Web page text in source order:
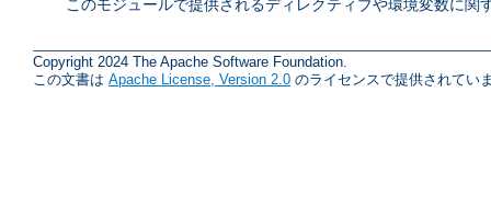
このモジュールで提供されるディレクティブや環境変数に関
Copyright 2024 The Apache Software Foundation.
この文書は Apache License, Version 2.0 のライセンスで提供されてい